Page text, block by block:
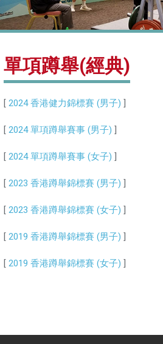
單項蹲舉(經典)
[ 2024 香港健力錦標賽 (男子) ]
[ 2024 單項蹲舉賽事 (男子) ]
[ 2024 單項蹲舉賽事 (女子) ]
[ 2023 香港蹲舉錦標賽 (男子) ]
[ 2023 香港蹲舉錦標賽 (女子) ]
[ 2019 香港蹲舉錦標賽 (男子) ]
[ 2019 香港蹲舉錦標賽 (女子) ]